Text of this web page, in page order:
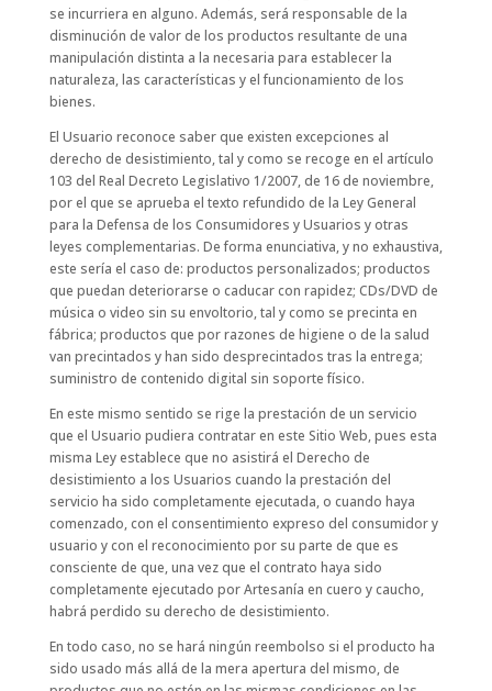
se incurriera en alguno. Además, será responsable de la
disminución de valor de los productos resultante de una
manipulación distinta a la necesaria para establecer la
naturaleza, las características y el funcionamiento de los
bienes.
El Usuario reconoce saber que existen excepciones al
derecho de desistimiento, tal y como se recoge en el artículo
103 del Real Decreto Legislativo 1/2007, de 16 de noviembre,
por el que se aprueba el texto refundido de la Ley General
para la Defensa de los Consumidores y Usuarios y otras
leyes complementarias. De forma enunciativa, y no exhaustiva,
este sería el caso de: productos personalizados; productos
que puedan deteriorarse o caducar con rapidez; CDs/DVD de
música o video sin su envoltorio, tal y como se precinta en
fábrica; productos que por razones de higiene o de la salud
van precintados y han sido desprecintados tras la entrega;
suministro de contenido digital sin soporte físico.
En este mismo sentido se rige la prestación de un servicio
que el Usuario pudiera contratar en este Sitio Web, pues esta
misma Ley establece que no asistirá el Derecho de
desistimiento a los Usuarios cuando la prestación del
servicio ha sido completamente ejecutada, o cuando haya
comenzado, con el consentimiento expreso del consumidor y
usuario y con el reconocimiento por su parte de que es
consciente de que, una vez que el contrato haya sido
completamente ejecutado por Artesanía en cuero y caucho,
habrá perdido su derecho de desistimiento.
En todo caso, no se hará ningún reembolso si el producto ha
sido usado más allá de la mera apertura del mismo, de